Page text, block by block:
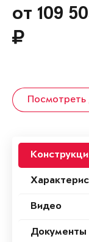
от 109
Посмотреть
Видео
Документы